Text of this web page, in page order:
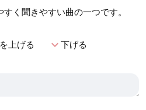
く聞きやすい曲の一つです。
上げる expand_more下げる